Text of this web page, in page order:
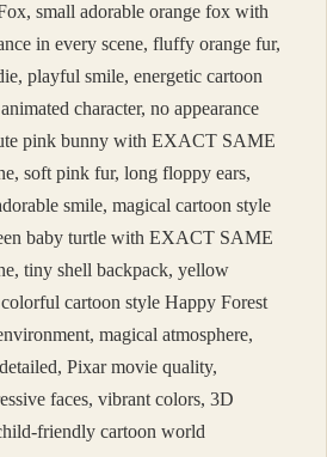
small adorable orange fox with
in every scene, fluffy orange fur,
playful smile, energetic cartoon
character, no appearance
pink bunny with EXACT SAME
soft pink fur, long floppy ears,
smile, magical cartoon style
baby turtle with EXACT SAME
tiny shell backpack, yellow
cartoon style Happy Forest
magical atmosphere,
Pixar movie quality,
faces, vibrant colors, 3D
friendly cartoon world